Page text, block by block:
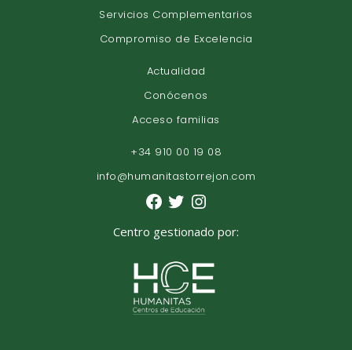
Servicios Complementarios
Compromiso de Excelencia
Actualidad
Conócenos
Acceso familias
+34 910 00 19 08
info@humanitastorrejon.com
Centro gestionado por: